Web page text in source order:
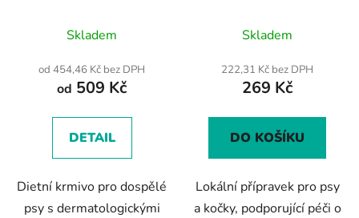
krmivo pro psy
hodnocení
produktu
je
z
Skladem
od 454,46 Kč bez DPH
od 509 Kč
DETAIL
Dietní krmivo pro dospělé
psy s dermatologickými
léze pro psy a kočky
hodnocení
produktu
je
z
Skladem
222,31 Kč bez DPH
269 Kč
DO KOŠÍKU
Lokální přípravek pro psy
a kočky, podporující péči o